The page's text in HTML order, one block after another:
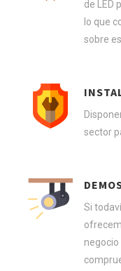
de LED
lo que
sobre
sector
Si
negocio